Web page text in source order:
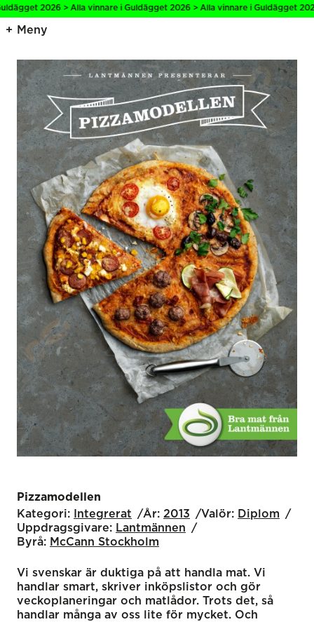
2026 > Alla vinnare i Guldägget 2026 > Alla vinnare i Guldägget
Meny
Pizzamodellen
Kategori:
Integrerat År: 2013 Valör: Diplom
Uppdragsgivare: Lantmännen
Byrå: McCann Stockholm
Vi svenskar är duktiga på att handla mat. Vi
handlar smart, skriver inköpslistor och gör
veckoplaneringar och matlådor. Trots det, så
handlar många av oss lite för mycket. Och